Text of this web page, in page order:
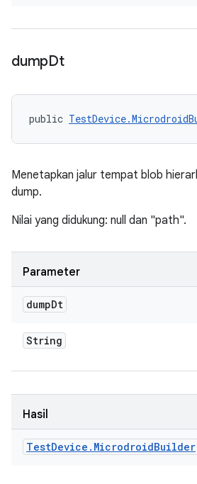
dumpDt
public
Menetapkan jalur tempat blob
dump.
Nilai yang didukung: null dan "path".
Parameter
dumpDt
String
Hasil
TestDevice . MicrodroidBuilder